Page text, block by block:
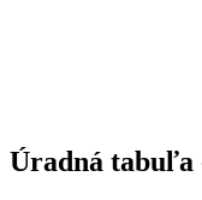
Úradná tabuľa